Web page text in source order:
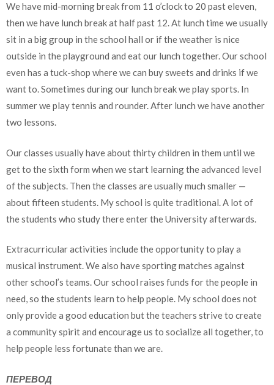
We have mid-morning break from 11 o’clock to 20 past eleven,
then we have lunch break at half past 12. At lunch time we usually
sit in a big group in the school hall or if the weather is nice
outside in the playground and eat our lunch together. Our school
even has a tuck-shop where we can buy sweets and drinks if we
want to. Sometimes during our lunch break we play sports. In
summer we play tennis and rounder. After lunch we have another
two lessons.
Our classes usually have about thirty children in them until we
get to the sixth form when we start learning the advanced level
of the subjects. Then the classes are usually much smaller —
about fifteen students. My school is quite traditional. А lot of
the students who study there enter the University afterwards.
Extracurricular activities include the opportunity to play a
musical instrument. We also have sporting matches against
other school’s teams. Our school raises funds for the people in
need, so the students learn to help people. My school does not
only provide a good education but the teachers strive to create
a community spirit and encourage us to socialize all together, to
help people less fortunate than we are.
ПЕРЕВОД